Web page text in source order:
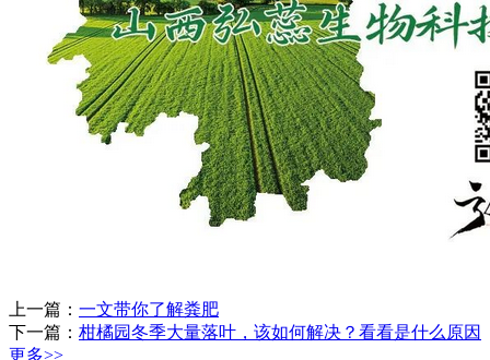
上一篇： 一文带你了解粪肥
下一篇： 柑橘园冬季大量落叶，该如何解决？看看是什么原因
更多>>